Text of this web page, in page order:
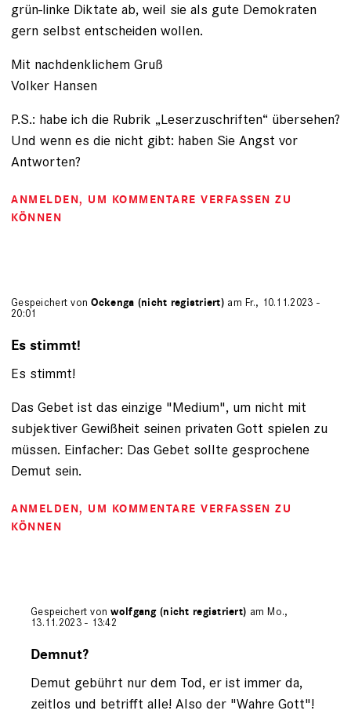
grün-linke Diktate ab, weil sie als gute Demokraten
gern selbst entscheiden wollen.
Mit nachdenklichem Gruß
Volker Hansen
P.S.: habe ich die Rubrik „Leserzuschriften“ übersehen?
Und wenn es die nicht gibt: haben Sie Angst vor
Antworten?
ANMELDEN, UM KOMMENTARE VERFASSEN ZU
KÖNNEN
Gespeichert vonOckenga (nicht registriert) am Fr., 10.11.2023 -
20:01
Es stimmt!
Es stimmt!
Das Gebet ist das einzige "Medium", um nicht mit
subjektiver Gewißheit seinen privaten Gott spielen zu
müssen. Einfacher: Das Gebet sollte gesprochene
Demut sein.
ANMELDEN, UM KOMMENTARE VERFASSEN ZU
KÖNNEN
Gespeichert vonwolfgang (nicht registriert) am Mo.,
13.11.2023 - 13:42
auf
Ockenga
(nicht
Demnut?
Demut gebührt nur dem Tod, er ist immer da,
zeitlos und betrifft alle! Also der "Wahre Gott"!